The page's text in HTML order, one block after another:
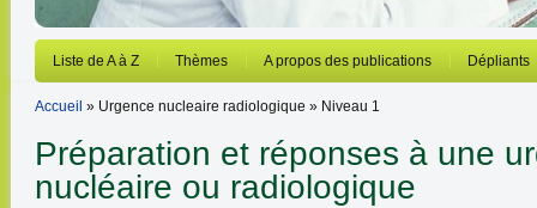
Liste de A à Z Thèmes A propos des publications Dépliants
Accueil » Urgence nucleaire radiologique » Niveau 1
Préparation et réponses à une
nucléaire ou radiologique